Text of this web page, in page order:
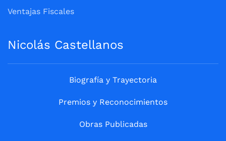
Ventajas Fiscales
Nicolás Castellanos
Biografía y Trayectoria
Premios y Reconocimientos
Obras Publicadas